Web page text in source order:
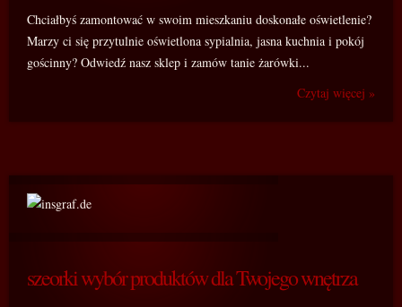
Chciałbyś zamontować w swoim mieszkaniu doskonałe oświetlenie?
Marzy ci się przytulnie oświetlona sypialnia, jasna kuchnia i pokój
gościnny? Odwiedź nasz sklep i zamów tanie żarówki...
Czytaj więcej »
szeorki wybór produktów dla Twojego wnętrza